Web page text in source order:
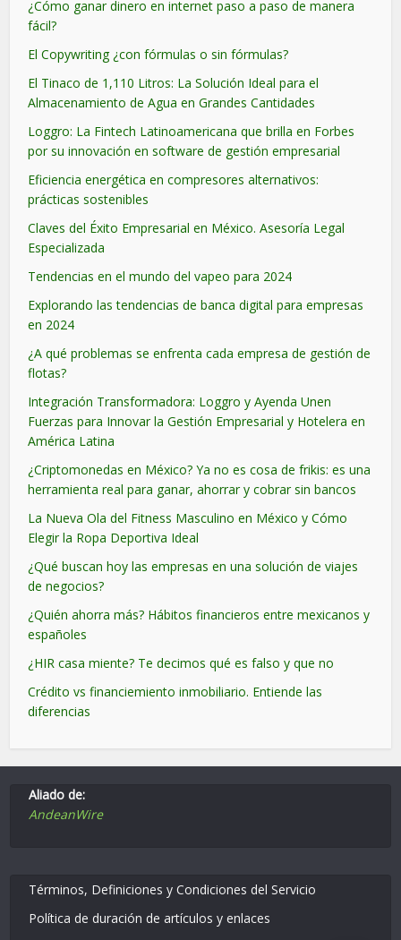
¿Cómo ganar dinero en internet paso a paso de manera
fácil?
El Copywriting ¿con fórmulas o sin fórmulas?
El Tinaco de 1,110 Litros: La Solución Ideal para el
Almacenamiento de Agua en Grandes Cantidades
Loggro: La Fintech Latinoamericana que brilla en Forbes
por su innovación en software de gestión empresarial
Eficiencia energética en compresores alternativos:
prácticas sostenibles
Claves del Éxito Empresarial en México. Asesoría Legal
Especializada
Tendencias en el mundo del vapeo para 2024
Explorando las tendencias de banca digital para empresas
en 2024
¿A qué problemas se enfrenta cada empresa de gestión de
flotas?
Integración Transformadora: Loggro y Ayenda Unen
Fuerzas para Innovar la Gestión Empresarial y Hotelera en
América Latina
¿Criptomonedas en México? Ya no es cosa de frikis: es una
herramienta real para ganar, ahorrar y cobrar sin bancos
La Nueva Ola del Fitness Masculino en México y Cómo
Elegir la Ropa Deportiva Ideal
¿Qué buscan hoy las empresas en una solución de viajes
de negocios?
¿Quién ahorra más? Hábitos financieros entre mexicanos y
españoles
¿HIR casa miente? Te decimos qué es falso y que no
Crédito vs financiemiento inmobiliario. Entiende las
diferencias
Aliado de:
AndeanWire
Términos, Definiciones y Condiciones del Servicio
Política de duración de artículos y enlaces